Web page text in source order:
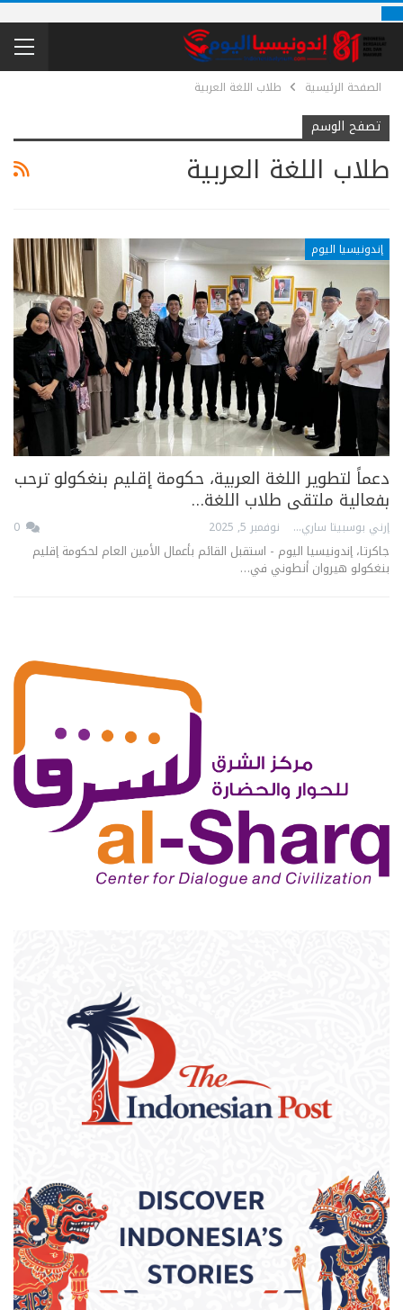
الصفحة الرئيسية طلاب اللغة العربية
تصفح الوسم
طلاب اللغة العربية
إندونيسيا اليوم
دعماً لتطوير اللغة العربية، حكومة إقليم بنغكولو ترحب
بفعالية ملتقى طلاب اللغة…
إرني بوسبيتا ساري نوفمبر 5, 2025
جاكرتا، إندونيسيا اليوم - استقبل القائم بأعمال الأمين العام لحكومة إقليم
بنغكولو هيروان أنطوني في…